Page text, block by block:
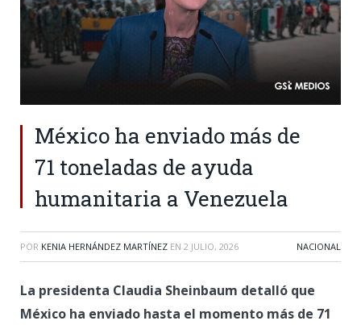
México ha enviado más de
71 toneladas de ayuda
humanitaria a Venezuela
POR KENIA HERNÁNDEZ MARTÍNEZ EN 2 JULIO, 2026 NACIONAL
La presidenta Claudia Sheinbaum detalló que
México ha enviado hasta el momento más de 71